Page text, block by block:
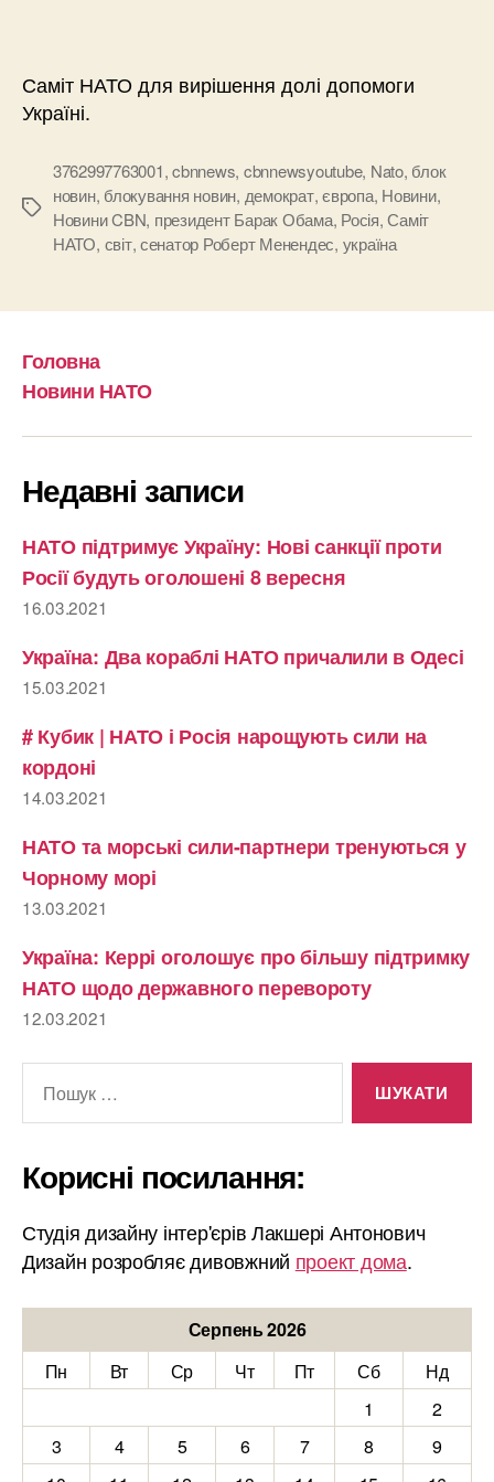
Саміт НАТО для вирішення долі допомоги
Україні.
Позначки
3762997763001,cbnnews, cbnnewsyoutube, Nato, блок
новин, блокування новин, демократ,європа, Новини,
Новини CBN, президент Барак Обама, Росія,Саміт
НАТО, світ,сенатор Роберт Менендес, україна
Головна
Новини НАТО
Недавні записи
НАТО підтримує Україну: Нові санкції проти
Росії будуть оголошені 8 вересня
16.03.2021
Україна: Два кораблі НАТО причалили в Одесі
15.03.2021
# Кубик | НАТО і Росія нарощують сили на
кордоні
14.03.2021
НАТО та морські сили-партнери тренуються у
Чорному морі
13.03.2021
Україна: Керрі оголошує про більшу підтримку
НАТО щодо державного перевороту
12.03.2021
Корисні посилання:
Студія дизайну інтер'єрів Лакшері Антонович
Дизайн розробляє дивовжний проект дома.
Серпень 2026
Пн
Вт Ср Чт Пт Сб
Нд
1
2
3
4 5 6 7 8
9